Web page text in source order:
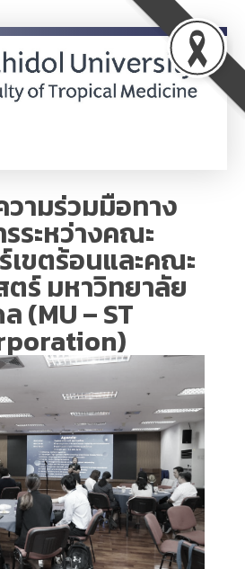
ามร่วมมือทาง
ระหว่างคณะ
เขตร้อนและคณะ
ร์ มหาวิทยาลัย
(MU – ST